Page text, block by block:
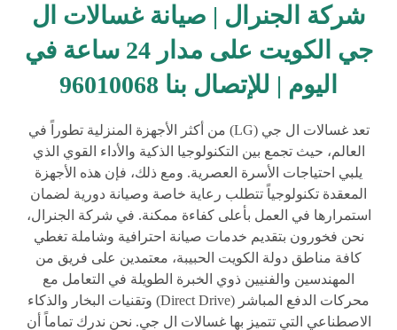
شركة الجنرال | صيانة غسالات ال
جي الكويت على مدار 24 ساعة في
اليوم | للإتصال بنا 96010068
تعد غسالات ال جي (LG) من أكثر الأجهزة المنزلية تطوراً في
العالم، حيث تجمع بين التكنولوجيا الذكية والأداء القوي الذي
يلبي احتياجات الأسرة العصرية. ومع ذلك، فإن هذه الأجهزة
المعقدة تكنولوجياً تتطلب رعاية خاصة وصيانة دورية لضمان
استمرارها في العمل بأعلى كفاءة ممكنة. في شركة الجنرال،
نحن فخورون بتقديم خدمات صيانة احترافية وشاملة تغطي
كافة مناطق دولة الكويت الحبيبة، معتمدين على فريق من
المهندسين والفنيين ذوي الخبرة الطويلة في التعامل مع
محركات الدفع المباشر (Direct Drive) وتقنيات البخار والذكاء
الاصطناعي التي تتميز بها غسالات ال جي. نحن ندرك تماماً أن